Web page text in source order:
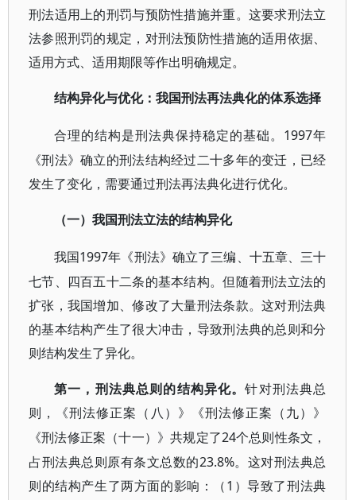
刑法适用上的刑罚与预防性措施并重。这要求刑法立
法参照刑罚的规定，对刑法预防性措施的适用依据、
适用方式、适用期限等作出明确规定。
结构异化与优化：我国刑法再法典化的体系选择
合理的结构是刑法典保持稳定的基础。 1997年
《刑法》确立的刑法结构经过二十多年的变迁，已经
发生了变化，需要通过刑法再法典化进行优化。
（一）我国刑法立法的结构异化
我国 1997年《刑法》确立了三编、十五章、三十
七节、四百五十二条的基本结构。但随着刑法立法的
扩张，我国增加、修改了大量刑法条款。这对刑法典
的基本结构产生了很大冲击，导致刑法典的总则和分
则结构发生了异化。
第一，刑法典总则的结构异化。针对刑法典总
则，《刑法修正案（八）》《刑法修正案（九）》
《刑法修正案（十一）》共规定了24个总则性条文，
占刑法典总则原有条文总数的23.8%。这对刑法典总
则的结构产生了两方面的影响：（1）导致了刑法典